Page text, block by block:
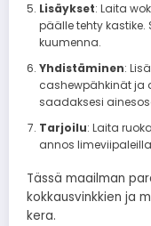
Lisäykset: Laita
päälle tehty kastike.
kuumenna.
Yhdistäminen:
cashewpähkinät ja
saadaksesi
Tarjoilu: Laita
annos
Tässä maailman
kokkausvinkkien ja
kera.